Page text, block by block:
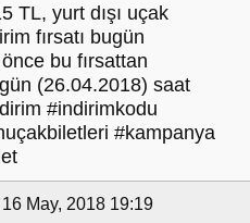
TL, yurt dışı uçak
fırsatı bugün
bu fırsattan
(26.04.2018) saat
#indirimkodu
#kampanya
16 May, 2018 19:19